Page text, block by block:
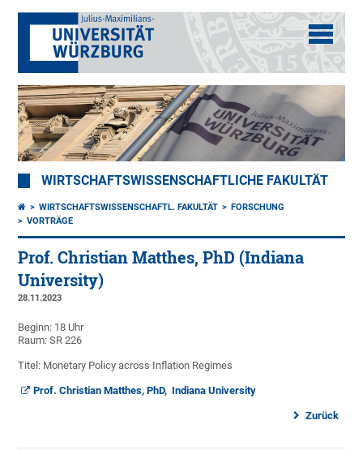
WIRTSCHAFTSWISSENSCHAFTLICHE FAKULTÄT
WIRTSCHAFTSWISSENSCHAFTL. FAKULTÄT
FORSCHUNG
VORTRÄGE
Prof. Christian Matthes, PhD (Indiana
University)
28.11.2023
Beginn: 18 Uhr
Raum: SR 226
Titel: Monetary Policy across Inflation Regimes
Prof. Christian Matthes, PhD, Indiana University
Zurück